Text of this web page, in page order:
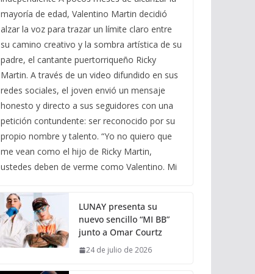
mayoría de edad, Valentino Martin decidió
alzar la voz para trazar un límite claro entre
su camino creativo y la sombra artística de su
padre, el cantante puertorriqueño Ricky
Martin. A través de un video difundido en sus
redes sociales, el joven envió un mensaje
honesto y directo a sus seguidores con una
petición contundente: ser reconocido por su
propio nombre y talento. “Yo no quiero que
me vean como el hijo de Ricky Martin,
ustedes deben de verme como Valentino. Mi
LUNAY presenta su
nuevo sencillo “MI BB”
junto a Omar Courtz
24 de julio de 2026